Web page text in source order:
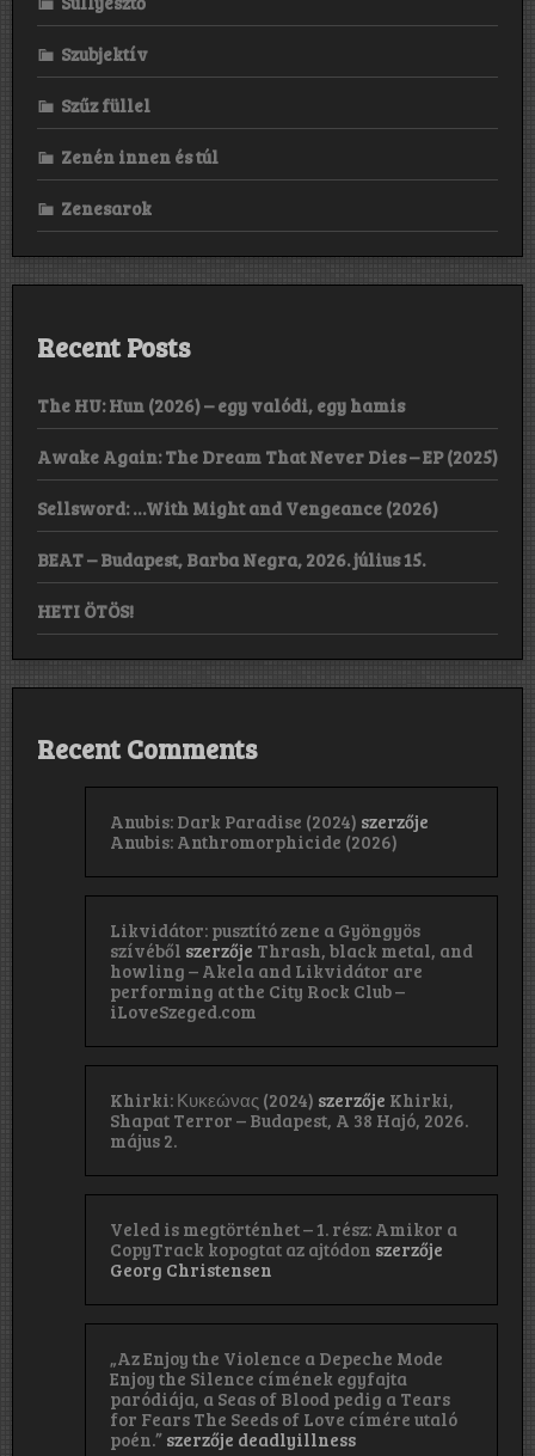
Szubjektív
Szűz füllel
Zenén innen és túl
Zenesarok
Recent Posts
The HU: Hun (2026) – egy valódi, egy hamis
Awake Again: The Dream That Never Dies – EP (2025)
Sellsword: …With Might and Vengeance (2026)
BEAT – Budapest, Barba Negra, 2026. július 15.
HETI ÖTÖS!
Recent Comments
Anubis: Dark Paradise (2024) szerzője
Anubis: Anthromorphicide (2026)
Likvidátor: pusztító zene a Gyöngyös
szívéből szerzője Thrash, black metal, and
howling – Akela and Likvidátor are
performing at the City Rock Club –
iLoveSzeged.com
Khirki: Κ​υ​κ​ε​ώ​ν​α​ς (2024) szerzője Khirki,
Shapat Terror – Budapest, A 38 Hajó, 2026.
május 2.
Veled is megtörténhet – 1. rész: Amikor a
CopyTrack kopogtat az ajtódon szerzője
Georg Christensen
„Az Enjoy the Violence a Depeche Mode
Enjoy the Silence címének egyfajta
paródiája, a Seas of Blood pedig a Tears
for Fears The Seeds of Love címére utaló
poén.” szerzője deadlyillness